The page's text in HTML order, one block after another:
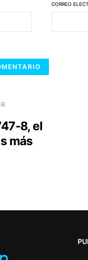
CORREO
8, el
más